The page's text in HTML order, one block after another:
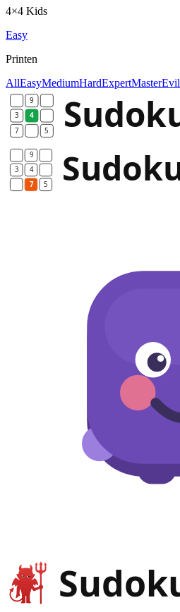
4×4 Kids
Easy
Printen
AllEasyMediumHardExpertMasterEvil